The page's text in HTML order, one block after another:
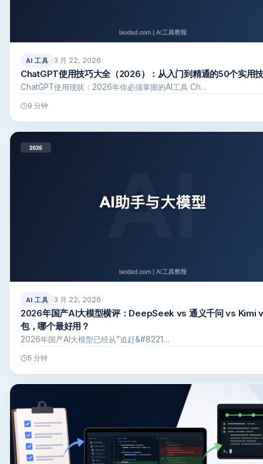
AI 工具 3 月 22, 2026
ChatGPT使用技巧大全（2026）：从入门到精通的50个实用
ChatGPT使用现状：2026年你必须掌握的AI工具 Ch…
9 分钟
AI 工具 3 月 22, 2026
2026年国产AI大模型横评：DeepSeek vs 通义千问 vs Kimi
包，哪个最好用？
2026年国产AI大模型已经从”追赶&#8221…
5 分钟